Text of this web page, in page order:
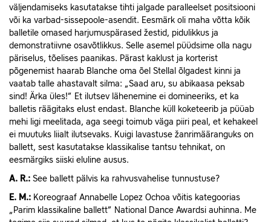
väljendamiseks kasutatakse tihti jalgade paralleelset positsiooni
või ka varbad-sissepoole-asendit. Eesmärk oli maha võtta kõik
balletile omased harjumuspärased žestid, pidulikkus ja
demonstratiivne osavõtlikkus. Selle asemel püüdsime olla nagu
päriselus, tõelises paanikas. Pärast kaklust ja korterist
põgenemist haarab Blanche oma õel Stellal õlgadest kinni ja
vaatab talle ahastavalt silma: „Saad aru, su abikaasa peksab
sind! Ärka üles!” Et ilutsev lähenemine ei domineeriks, et ka
balletis räägitaks elust endast. Blanche küll koketeerib ja püüab
mehi ligi meelitada, aga seegi toimub väga piiri peal, et kehakeel
ei muutuks liialt ilutsevaks. Kuigi lavastuse žanrimääranguks on
ballett, sest kasutatakse klassikalise tantsu tehnikat, on
eesmärgiks siiski eluline ausus.
A. R.: See ballett pälvis ka rahvusvahelise tunnustuse?
E. M.: Koreograaf Annabelle Lopez Ochoa võitis kategoorias
„Parim klassikaline ballett” National Dance Awardsi auhinna. Me